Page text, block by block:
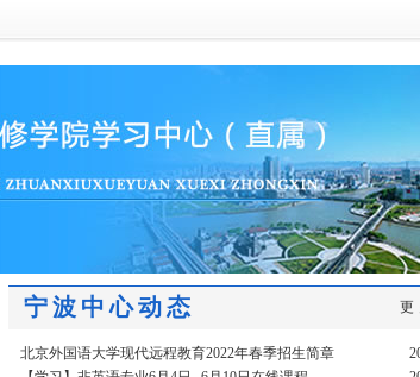
宁波中心动态
北京外国语大学现代远程教育2022年春季招生简章